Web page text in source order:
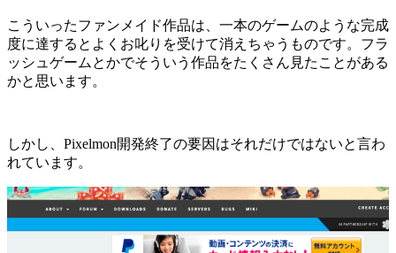
こういったファンメイド作品は、一本のゲームのような完成
度に達するとよくお叱りを受けて消えちゃうものです。フラ
ッシュゲームとかでそういう作品をたくさん見たことがある
かと思います。
しかし、Pixelmon開発終了の要因はそれだけではないと言わ
れています。